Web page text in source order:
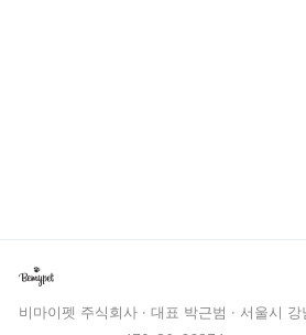
비마이펫 주식회사 · 대표 박근범 · 서울시